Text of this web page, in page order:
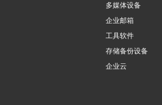
多媒体设备
企业邮箱
工具软件
存储备份设备
企业云